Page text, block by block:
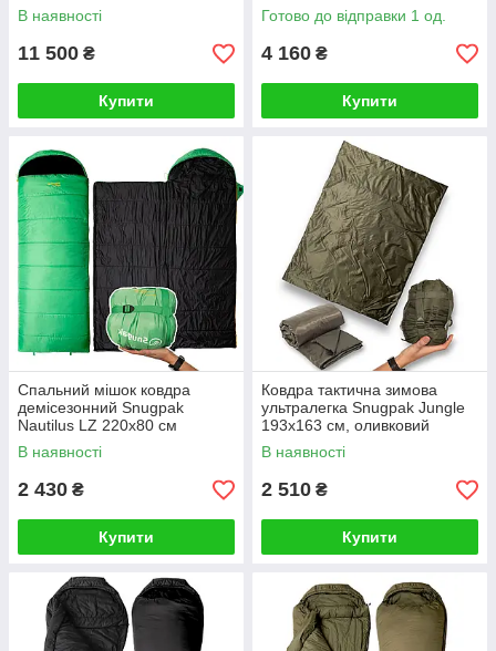
В наявності
11 500 ₴
Купити
Готово до відправки 1 од.
4 160 ₴
Купити
Спальний мішок ковдра
демісезонний Snugpak
Nautilus LZ 220х80 см
зелений
В наявності
2 430 ₴
Купити
Ковдра тактична зимова
ультралегка Snugpak Jungle
193x163 см, оливковий
В наявності
2 510 ₴
Купити